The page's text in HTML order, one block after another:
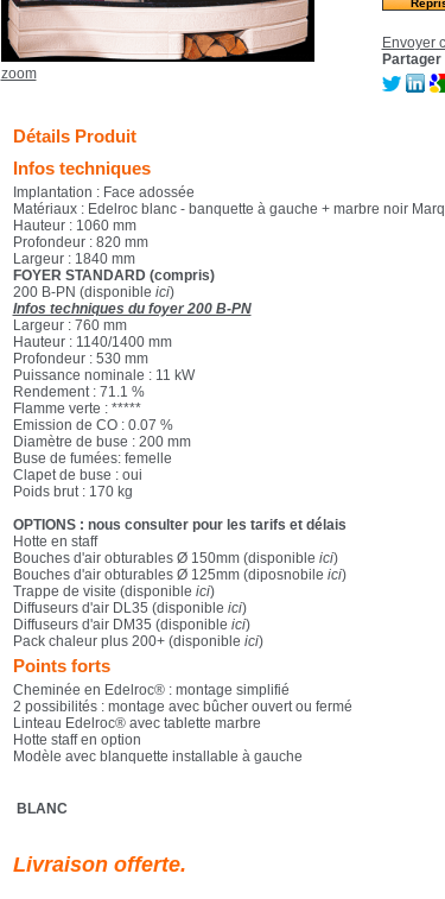
zoom
Envoyer
Partager
Détails Produit
Infos techniques
Implantation : Face adossée
Matériaux : Edelroc blanc - banquette à gauche + marbre noir
Hauteur : 1060 mm
Profondeur : 820 mm
Largeur : 1840 mm
FOYER STANDARD (compris)
200 B-PN (disponible ici)
Infos techniques du foyer 200 B-PN
Largeur : 760 mm
Hauteur : 1140/1400 mm
Profondeur : 530 mm
Puissance nominale : 11 kW
Rendement : 71.1 %
Flamme verte : *****
Emission de CO : 0.07 %
Diamètre de buse : 200 mm
Buse de fumées: femelle
Clapet de buse : oui
Poids brut : 170 kg
OPTIONS : nous consulter pour les tarifs et délais
Hotte en staff
Bouches d'air obturables Ø 150mm (disponible ici)
Bouches d'air obturables Ø 125mm (diposnobile ici)
Trappe de visite (disponible ici)
Diffuseurs d'air DL35 (disponible ici)
Diffuseurs d'air DM35 (disponible ici)
Pack chaleur plus 200+ (disponible ici)
Points forts
Cheminée en Edelroc® : montage simplifié
2 possibilités : montage avec bûcher ouvert ou fermé
Linteau Edelroc® avec tablette marbre
Hotte staff en option
Modèle avec blanquette installable à gauche
BLANC
Livraison offerte.